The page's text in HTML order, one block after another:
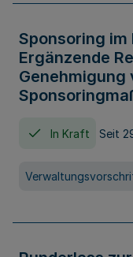
Sponsoring im
Ergänzende
Genehmigung
In Kraft Seit